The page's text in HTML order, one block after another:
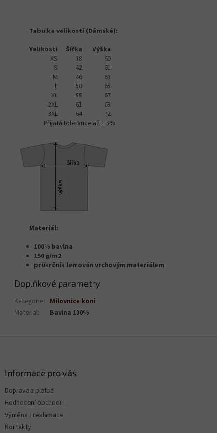
Tabulka velikostí (Dámské):
Velikosti
Šířka
Výška
XS
38
60
S
42
61
M
46
63
L
50
65
XL
55
67
2XL
61
68
3XL
64
72
Přijatá tolerance až ± 5%
Materiál:
100% bavlna
150 g/m2
průkrčník lemován vrchovým materiálem
Doplňkové parametry
Kategorie: Milovnice koní
Material: Bavlna 100%
Informace pro vás
Doprava a platba
Hodnocení obchodu
Výměna / reklamace
Kontakty